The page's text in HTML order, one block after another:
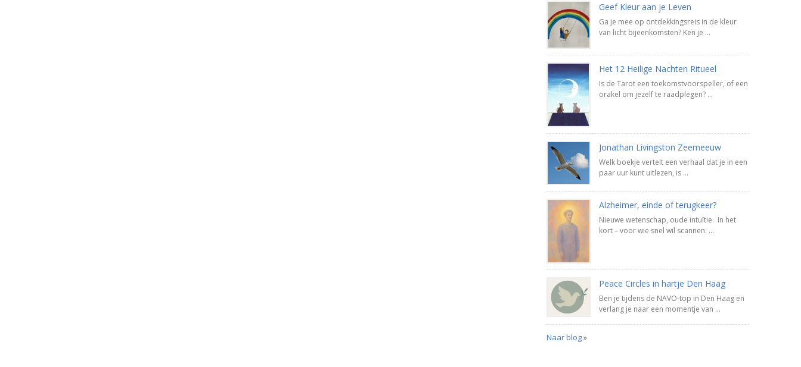
Geef Kleur aan je Leven
Ga je mee op ontdekkingsreis in de kleur
van licht bijeenkomsten? Ken je ...
Het 12 Heilige Nachten Ritueel
Is de Tarot een toekomstvoorspeller, of een
orakel om jezelf te raadplegen? ...
Jonathan Livingston Zeemeeuw
Welk boekje vertelt een verhaal dat je in een
paar uur kunt uitlezen, is ...
Alzheimer, einde of terugkeer?
Nieuwe wetenschap, oude intuïtie. In het
kort – voor wie snel wil scannen: ...
Peace Circles in hartje Den Haag
Ben je tijdens de NAVO-top in Den Haag en
verlang je naar een momentje van ...
Naar blog»